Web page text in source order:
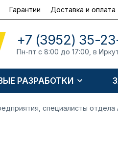
Гарантии Доставка и оплата
+7 (3952) 35-
Пн-пт с 8:00 до 17:00, в
РАЗРАБОТКИ
специалисты